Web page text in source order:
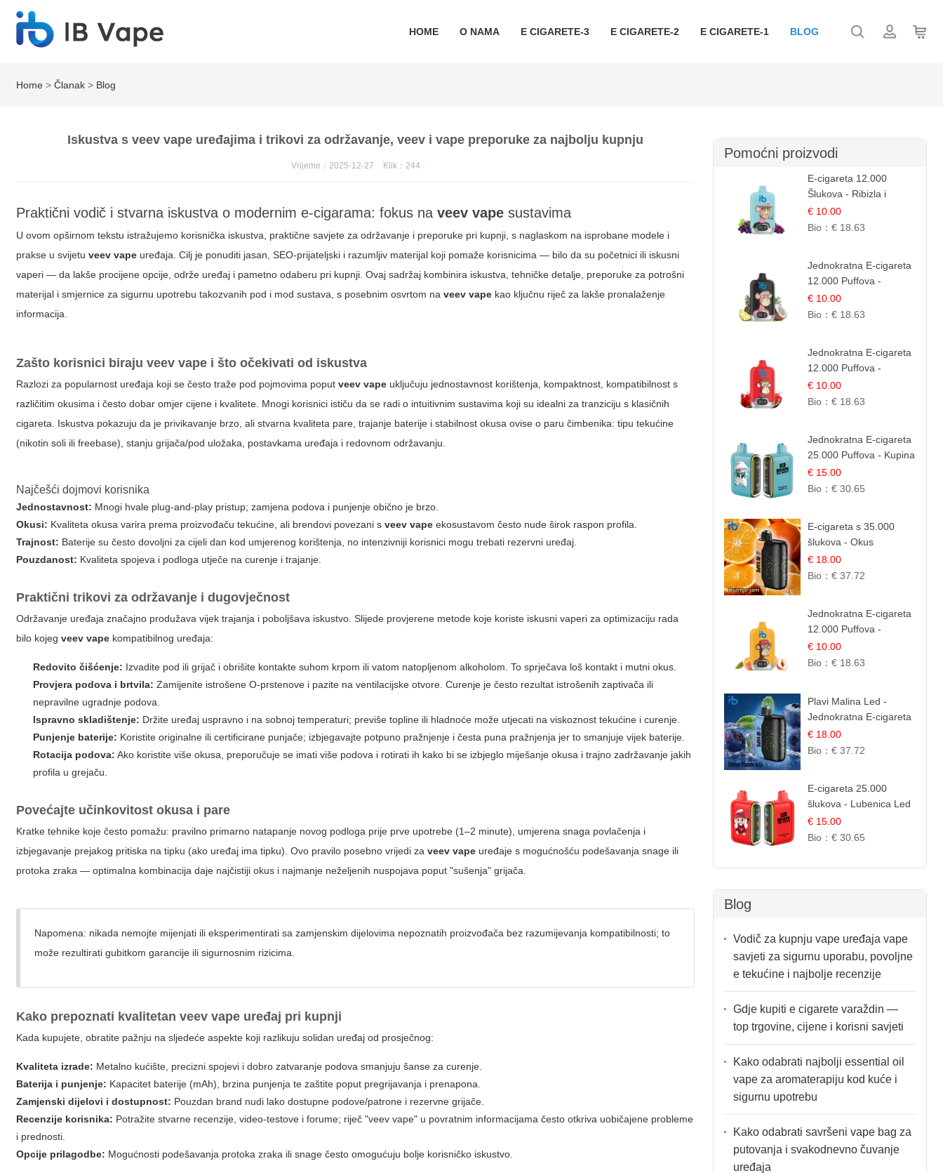
HOME O NAMA E CIGARETE-3 E CIGARETE-2 E CIGARETE-1 BLOG
Home >Članak > Blog
Iskustva s veev vape uređajima i trikovi za održavanje, veev i vape preporuke za najbolju kupnju
Vrijeme：2025-12-27 Klik： 244
Praktični vodič i stvarna iskustva o modernim e-cigarama: fokus naveev vape sustavima
U ovom opširnom tekstu istražujemo korisnička iskustva, praktične savjete za održavanje i preporuke pri kupnji, s naglaskom na isprobane modele i
prakse u svijetuveev vape uređaja. Cilj je ponuditi jasan, SEO-prijateljski i razumljiv materijal koji pomaže korisnicima — bilo da su početnici ili iskusni
vaperi — da lakše procijene opcije, održe uređaj i pametno odaberu pri kupnji. Ovaj sadržaj kombinira iskustva, tehničke detalje, preporuke za potrošni
materijal i smjernice za sigurnu upotrebu takozvanih pod i mod sustava, s posebnim osvrtom naveev vape kao ključnu riječ za lakše pronalaženje
informacija.
Zašto korisnici birajuveev vape i što očekivati od iskustva
Razlozi za popularnost uređaja koji se često traže pod pojmovima poputveev vape uključuju jednostavnost korištenja, kompaktnost, kompatibilnost s
različitim okusima i često dobar omjer cijene i kvalitete. Mnogi korisnici ističu da se radi o intuitivnim sustavima koji su idealni za tranziciju s klasičnih
cigareta. Iskustva pokazuju da je privikavanje brzo, ali stvarna kvaliteta pare, trajanje baterije i stabilnost okusa ovise o paru čimbenika: tipu tekućine
(nikotin soli ili freebase), stanju grijača/pod uložaka, postavkama uređaja i redovnom održavanju.
Najčešći dojmovi korisnika
Jednostavnost: Mnogi hvale plug-and-play pristup; zamjena podova i punjenje obično je brzo.
Okusi: Kvaliteta okusa varira prema proizvođaču tekućine, ali brendovi povezani sveev vape ekosustavom često nude širok raspon profila.
Trajnost: Baterije su često dovoljni za cijeli dan kod umjerenog korištenja, no intenzivniji korisnici mogu trebati rezervni uređaj.
Pouzdanost: Kvaliteta spojeva i podloga utječe na curenje i trajanje.
Praktični trikovi za održavanje i dugovječnost
Održavanje uređaja značajno produžava vijek trajanja i poboljšava iskustvo. Slijede provjerene metode koje koriste iskusni vaperi za optimizaciju rada
bilo kojegveev vape kompatibilnog uređaja:
Redovito čišćenje: Izvadite pod ili grijač i obrišite kontakte suhom krpom ili vatom natopljenom alkoholom. To sprječava loš kontakt i mutni okus.
Provjera podova i brtvila: Zamijenite istrošene O-prstenove i pazite na ventilacijske otvore. Curenje je često rezultat istrošenih zaptivača ili
nepravilne ugradnje podova.
Ispravno skladištenje: Držite uređaj uspravno i na sobnoj temperaturi; previše topline ili hladnoće može utjecati na viskoznost tekućine i curenje.
Punjenje baterije: Koristite originalne ili certificirane punjače; izbjegavajte potpuno pražnjenje i česta puna pražnjenja jer to smanjuje vijek baterije.
Rotacija podova: Ako koristite više okusa, preporučuje se imati više podova i rotirati ih kako bi se izbjeglo miješanje okusa i trajno zadržavanje jakih
profila u grejaču.
Povećajte učinkovitost okusa i pare
Kratke tehnike koje često pomažu: pravilno primarno natapanje novog podloga prije prve upotrebe (1–2 minute), umjerena snaga povlačenja i
izbjegavanje prejakog pritiska na tipku (ako uređaj ima tipku). Ovo pravilo posebno vrijedi zaveev vape uređaje s mogućnošću podešavanja snage ili
protoka zraka — optimalna kombinacija daje najčistiji okus i najmanje neželjenih nuspojava poput "sušenja" grijača.
Napomena: nikada nemojte mijenjati ili eksperimentirati sa zamjenskim dijelovima nepoznatih proizvođača bez razumijevanja kompatibilnosti; to
može rezultirati gubitkom garancije ili sigurnosnim rizicima.
Kako prepoznati kvalitetanveev vape uređaj pri kupnji
Kada kupujete, obratite pažnju na sljedeće aspekte koji razlikuju solidan uređaj od prosječnog:
Kvaliteta izrade: Metalno kućište, precizni spojevi i dobro zatvaranje podova smanjuju šanse za curenje.
Baterija i punjenje: Kapacitet baterije (mAh), brzina punjenja te zaštite poput pregrijavanja i prenapona.
Zamjenski dijelovi i dostupnost: Pouzdan brand nudi lako dostupne podove/patrone i rezervne grijače.
Recenzije korisnika: Potražite stvarne recenzije, video-testove i forume; riječ "veev vape" u povratnim informacijama često otkriva uobičajene probleme
i prednosti.
Opcije prilagodbe: Mogućnosti podešavanja protoka zraka ili snage često omogućuju bolje korisničko iskustvo.
Pomoćni proizvodi
E-cigareta 12.000
Šlukova - Ribizla i
Grožđe | Elegantna
Voćna Kombinacija
€ 10.00
Bio： € 18.63
Jednokratna E-cigareta
12.000 Puffova -
Ananas i Kokos
Sladoled | Tropski
€ 10.00
Bio： € 18.63
Jednokratna E-cigareta
12.000 Puffova -
Lubenica Sladoled |
Ljetna Desertna Aroma
€ 10.00
Bio： € 18.63
Jednokratna E-cigareta
25.000 Puffova - Kupina
& Borovnica | Šumska
Voćna Mješavina
€ 15.00
Bio： € 30.65
E-cigareta s 35.000
šlukova - Okus
Narančinog Džema |
Dugotrajno Iskustvo
€ 18.00
Bio： € 37.72
Jednokratna E-cigareta
12.000 Puffova -
Breskva i Voćni Sok |
Osježavajuća Voćna
€ 10.00
Bio： € 18.63
Plavi Malina Led -
Jednokratna E-cigareta
s 35.000 šlukova |
IBVape
€ 18.00
Bio： € 37.72
E-cigareta 25.000
šlukova - Lubenica Led
| Osježavajući Ljetni
Okus
€ 15.00
Bio： € 30.65
Blog
Vodič za kupnju vape uređaja vape
savjeti za sigurnu uporabu, povoljne
e tekućine i najbolje recenzije
Gdje kupiti e cigarete varaždin —
top trgovine, cijene i korisni savjeti
Kako odabrati najbolji essential oil
vape za aromaterapiju kod kuće i
sigurnu upotrebu
Kako odabrati savršeni vape bag za
putovanja i svakodnevno čuvanje
uređaja